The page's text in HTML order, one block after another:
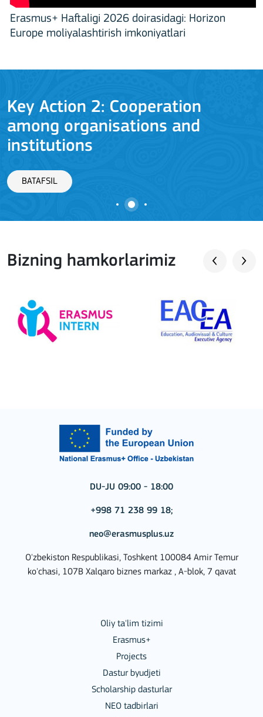
Erasmus+ Haftaligi 2026 doirasidagi: Horizon
Europe moliyalashtirish imkoniyatlari
Key Action 2: Cooperation
among organisations and
institutions
BATAFSIL
Bizning hamkorlarimiz
DU-JU 09:00 - 18:00
+998 71 238 99 18;
neo@erasmusplus.uz
O'zbekiston Respublikasi, Toshkent 100084 Amir Temur
ko'chasi, 107B Xalqaro biznes markaz , A-blok, 7 qavat
Oliy ta'lim tizimi
Erasmus+
Projects
Dastur byudjeti
Scholarship dasturlar
NEO tadbirlari